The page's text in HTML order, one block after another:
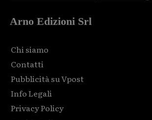
Arno Edizioni Srl
Chi siamo
Contatti
Pubblicità su Vpost
Info Legali
Privacy Policy